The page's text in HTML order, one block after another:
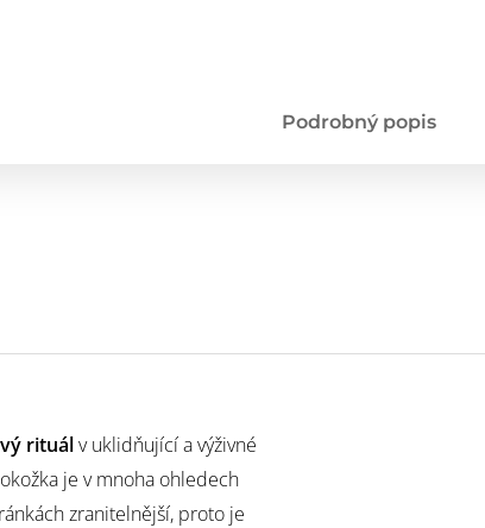
Podrobný popis
rituálv uklidňující a výživné
je v mnoha ohledech
zranitelnější, proto je